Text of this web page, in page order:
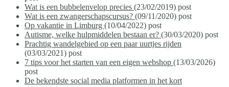
Wat is een bubbelenvelop precies (23/02/2019) post
Wat is een zwangerschapscursus? (09/11/2020) post
Op vakantie in Limburg (10/04/2022) post
Autisme, welke hulpmiddelen bestaan er? (30/03/2020) post
Prachtig wandelgebied op een paar uurtjes rijden
(03/03/2021) post
7 tips voor het starten van een eigen webshop (13/03/2026)
post
De bekendste social media platformen in het kort